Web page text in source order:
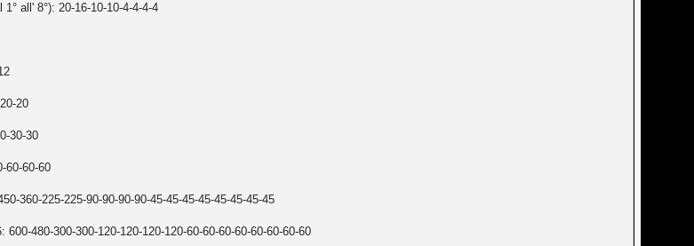
all' 8°): 20-16-10-10-4-4-4-4
20
30-30
60-60-60
360-225-225-90-90-90-90-45-45-45-45-45-45-45-45
480-300-300-120-120-120-120-60-60-60-60-60-60-60-60